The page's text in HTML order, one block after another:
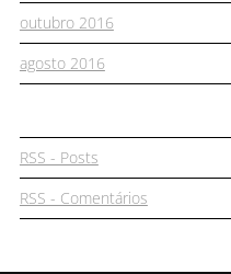
outubro 2016
agosto 2016
RSS - Posts
RSS - Comentários